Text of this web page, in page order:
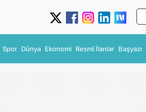
Spor Dünya Ekonomi Resmî İlanlar Başyazı